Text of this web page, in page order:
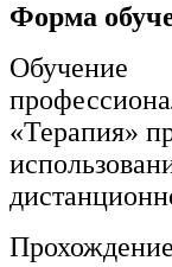
Форма
«Терапия»